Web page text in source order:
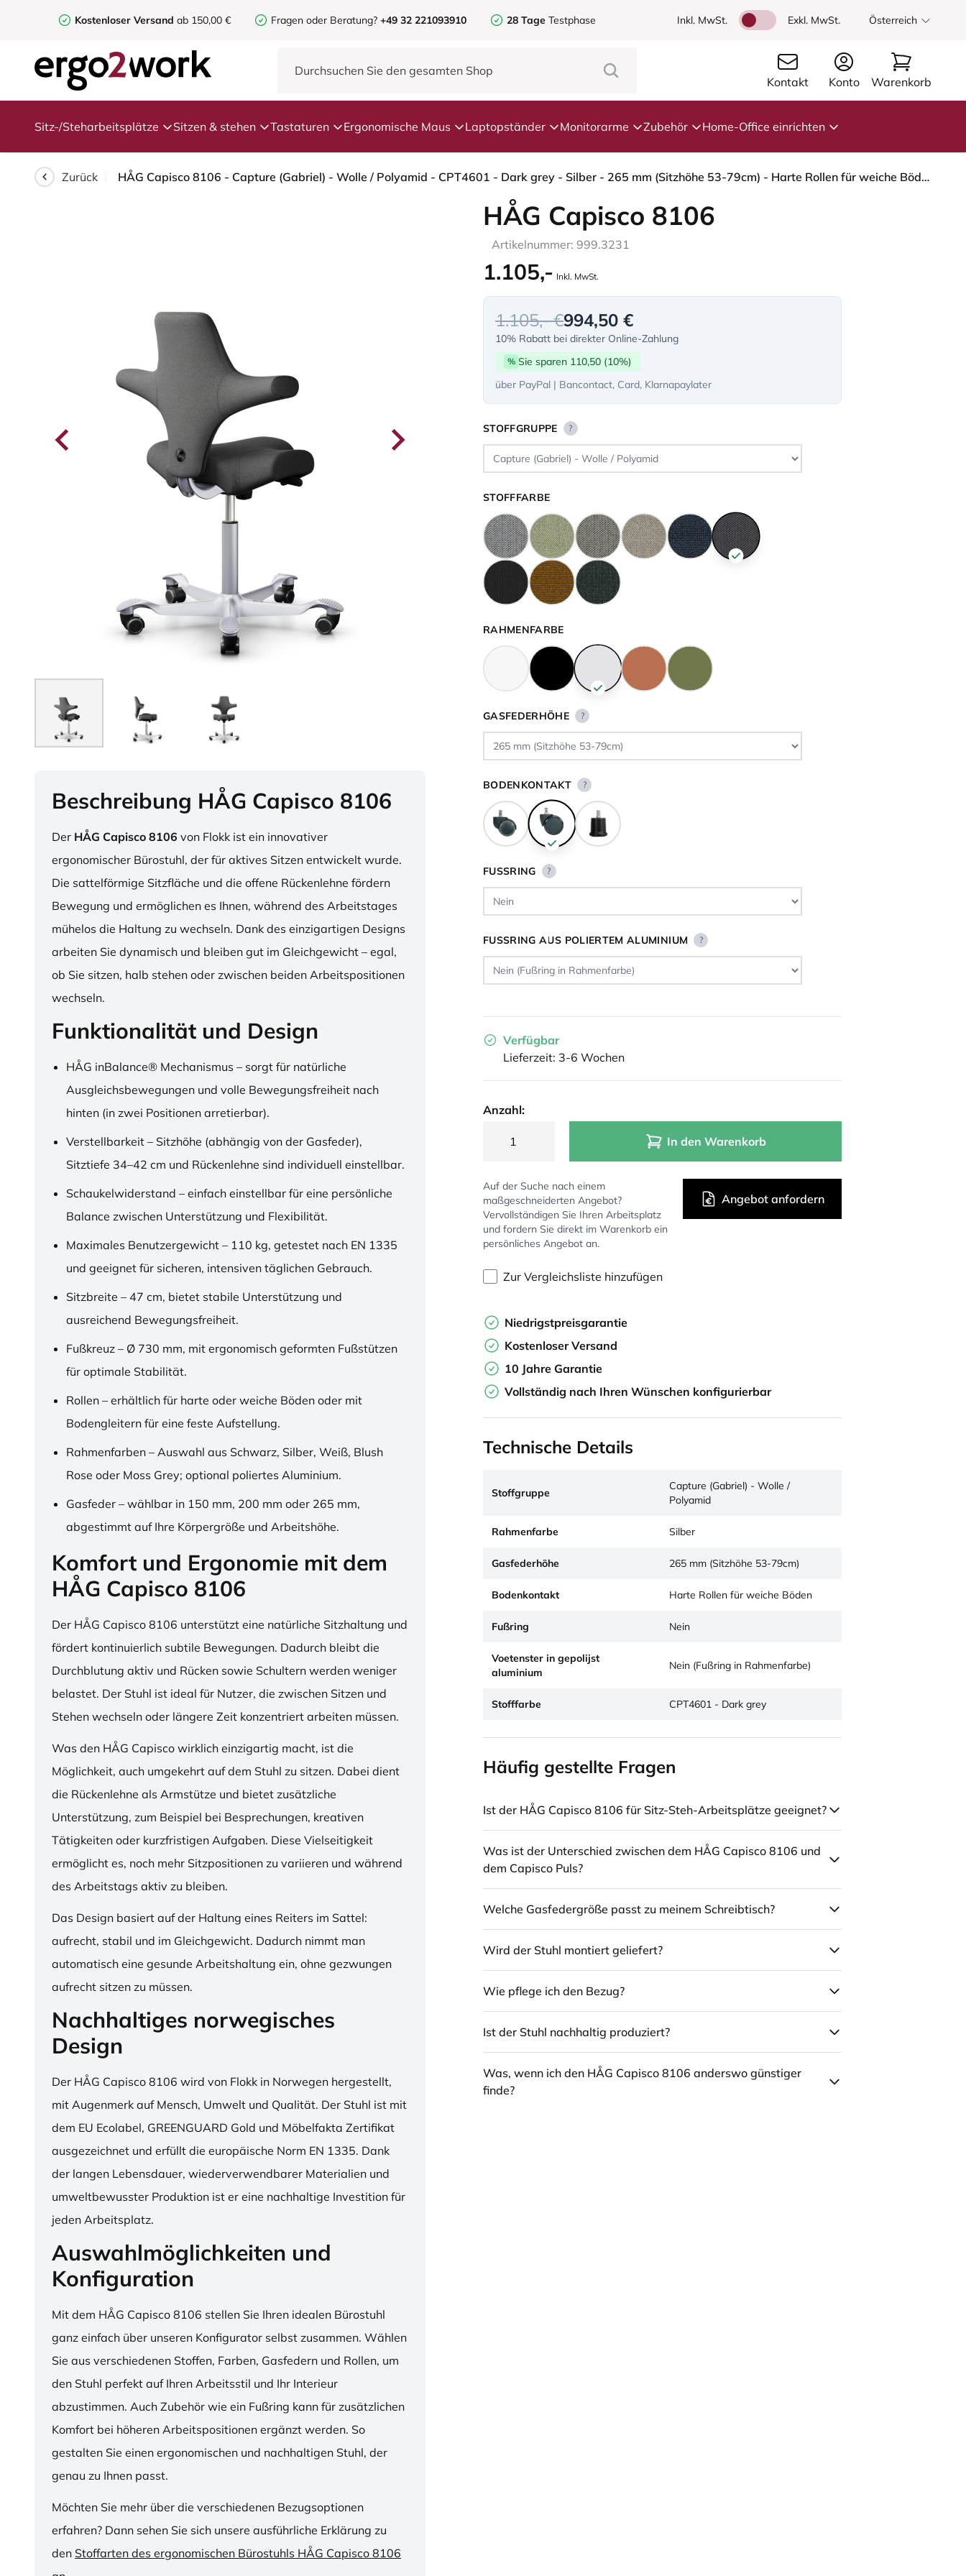
Kostenloser Versand ab 150,00 € Fragen oder Beratung? +49 32 221093910 28 Tage Testphase Inkl. MwSt. Exkl. MwSt. Österreich
Kontakt Konto Warenkorb
Sitz-/Steharbeitsplätze Sitzen & stehen Tastaturen Ergonomische Maus Laptopständer Monitorarme Zubehör Home-Office einrichten
Zurück HÅG Capisco 8106 - Capture (Gabriel) - Wolle / Polyamid - CPT4601 - Dark grey - Silber - 265 mm (Sitzhöhe 53-79cm) - Harte Rollen für weiche Böden
Beschreibung HÅG Capisco 8106
Der HÅG Capisco 8106 von Flokk ist ein innovativer
ergonomischer Bürostuhl, der für aktives Sitzen entwickelt wurde.
Die sattelförmige Sitzfläche und die offene Rückenlehne fördern
Bewegung und ermöglichen es Ihnen, während des Arbeitstages
mühelos die Haltung zu wechseln. Dank des einzigartigen Designs
arbeiten Sie dynamisch und bleiben gut im Gleichgewicht – egal,
ob Sie sitzen, halb stehen oder zwischen beiden Arbeitspositionen
wechseln.
Funktionalität und Design
HÅG inBalance® Mechanismus – sorgt für natürliche
Ausgleichsbewegungen und volle Bewegungsfreiheit nach
hinten (in zwei Positionen arretierbar).
Verstellbarkeit – Sitzhöhe (abhängig von der Gasfeder),
Sitztiefe 34–42 cm und Rückenlehne sind individuell einstellbar.
Schaukelwiderstand – einfach einstellbar für eine persönliche
Balance zwischen Unterstützung und Flexibilität.
Maximales Benutzergewicht – 110 kg, getestet nach EN 1335
und geeignet für sicheren, intensiven täglichen Gebrauch.
Sitzbreite – 47 cm, bietet stabile Unterstützung und
ausreichend Bewegungsfreiheit.
Fußkreuz – Ø 730 mm, mit ergonomisch geformten Fußstützen
für optimale Stabilität.
Rollen – erhältlich für harte oder weiche Böden oder mit
Bodengleitern für eine feste Aufstellung.
Rahmenfarben – Auswahl aus Schwarz, Silber, Weiß, Blush
Rose oder Moss Grey; optional poliertes Aluminium.
Gasfeder – wählbar in 150 mm, 200 mm oder 265 mm,
abgestimmt auf Ihre Körpergröße und Arbeitshöhe.
Komfort und Ergonomie mit dem
HÅG Capisco 8106
Der HÅG Capisco 8106 unterstützt eine natürliche Sitzhaltung und
fördert kontinuierlich subtile Bewegungen. Dadurch bleibt die
Durchblutung aktiv und Rücken sowie Schultern werden weniger
belastet. Der Stuhl ist ideal für Nutzer, die zwischen Sitzen und
Stehen wechseln oder längere Zeit konzentriert arbeiten müssen.
Was den HÅG Capisco wirklich einzigartig macht, ist die
Möglichkeit, auch umgekehrt auf dem Stuhl zu sitzen. Dabei dient
die Rückenlehne als Armstütze und bietet zusätzliche
Unterstützung, zum Beispiel bei Besprechungen, kreativen
Tätigkeiten oder kurzfristigen Aufgaben. Diese Vielseitigkeit
ermöglicht es, noch mehr Sitzpositionen zu variieren und während
des Arbeitstags aktiv zu bleiben.
Das Design basiert auf der Haltung eines Reiters im Sattel:
aufrecht, stabil und im Gleichgewicht. Dadurch nimmt man
automatisch eine gesunde Arbeitshaltung ein, ohne gezwungen
aufrecht sitzen zu müssen.
Nachhaltiges norwegisches
Design
Der HÅG Capisco 8106 wird von Flokk in Norwegen hergestellt,
mit Augenmerk auf Mensch, Umwelt und Qualität. Der Stuhl ist mit
dem EU Ecolabel, GREENGUARD Gold und Möbelfakta Zertifikat
ausgezeichnet und erfüllt die europäische Norm EN 1335. Dank
der langen Lebensdauer, wiederverwendbarer Materialien und
umweltbewusster Produktion ist er eine nachhaltige Investition für
jeden Arbeitsplatz.
Auswahlmöglichkeiten und
Konfiguration
Mit dem HÅG Capisco 8106 stellen Sie Ihren idealen Bürostuhl
ganz einfach über unseren Konfigurator selbst zusammen. Wählen
Sie aus verschiedenen Stoffen, Farben, Gasfedern und Rollen, um
den Stuhl perfekt auf Ihren Arbeitsstil und Ihr Interieur
abzustimmen. Auch Zubehör wie ein Fußring kann für zusätzlichen
Komfort bei höheren Arbeitspositionen ergänzt werden. So
gestalten Sie einen ergonomischen und nachhaltigen Stuhl, der
genau zu Ihnen passt.
Möchten Sie mehr über die verschiedenen Bezugsoptionen
erfahren? Dann sehen Sie sich unsere ausführliche Erklärung zu
den Stoffarten des ergonomischen Bürostuhls HÅG Capisco 8106
HÅG Capisco 8106
Artikelnummer: 999.3231
1.105,- Inkl. MwSt.
1.105,- €994,50 €
10% Rabatt bei direkter Online-Zahlung
% Sie sparen 110,50 (10%)
über PayPal | Bancontact, Card, Klarnapaylater
STOFFGRUPPE ?
STOFFFARBE
RAHMENFARBE
GASFEDERHÖHE ?
BODENKONTAKT ?
FUSSRING ?
FUSSRING AUS POLIERTEM ALUMINIUM ?
Verfügbar
Lieferzeit: 3-6 Wochen
Anzahl:
In den Warenkorb
Auf der Suche nach einem
maßgeschneiderten Angebot?
Vervollständigen Sie Ihren Arbeitsplatz
und fordern Sie direkt im Warenkorb ein
persönliches Angebot an.
Angebot anfordern
Zur Vergleichsliste hinzufügen
Niedrigstpreisgarantie
Kostenloser Versand
10 Jahre Garantie
Vollständig nach Ihren Wünschen konfigurierbar
Technische Details
Stoffgruppe
Capture (Gabriel) - Wolle /
Polyamid
Rahmenfarbe Silber
Gasfederhöhe 265 mm (Sitzhöhe 53-79cm)
Bodenkontakt Harte Rollen für weiche Böden
Fußring Nein
Voetenster in gepolijst
aluminium
Nein (Fußring in Rahmenfarbe)
Stofffarbe CPT4601 - Dark grey
Häufig gestellte Fragen
Ist der HÅG Capisco 8106 für Sitz-Steh-Arbeitsplätze geeignet?
Was ist der Unterschied zwischen dem HÅG Capisco 8106 und
dem Capisco Puls?
Welche Gasfedergröße passt zu meinem Schreibtisch?
Wird der Stuhl montiert geliefert?
Wie pflege ich den Bezug?
Ist der Stuhl nachhaltig produziert?
Was, wenn ich den HÅG Capisco 8106 anderswo günstiger
finde?